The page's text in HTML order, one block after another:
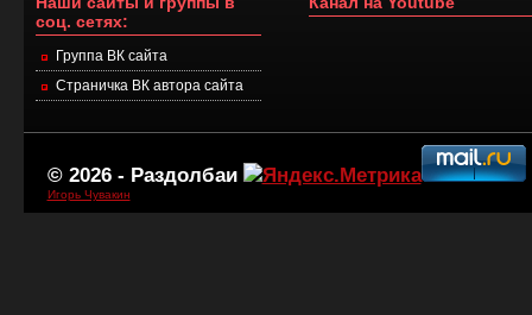
соц. сетях:
Группа ВК сайта
Страничка ВК автора сайта
© 2026 - Раздолбаи
Игорь Чувакин